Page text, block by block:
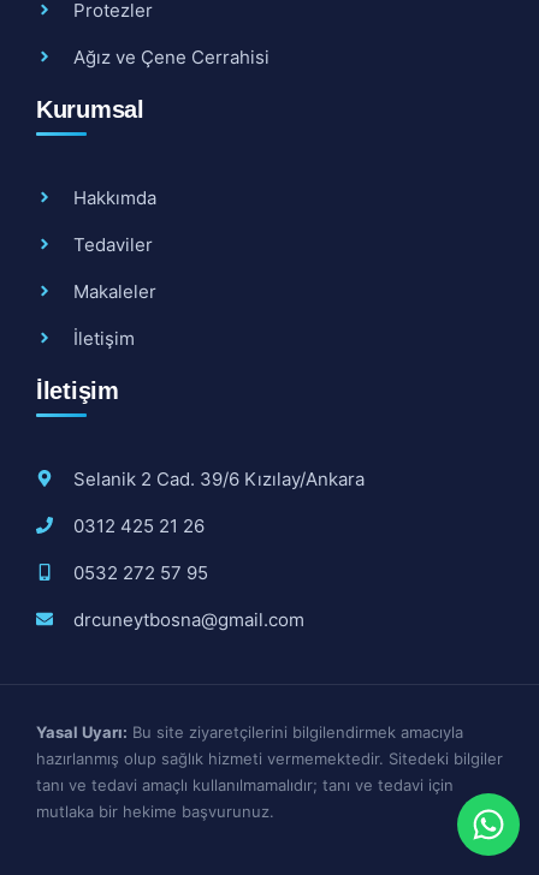
Protezler
Ağız ve Çene Cerrahisi
Kurumsal
Hakkımda
Tedaviler
Makaleler
İletişim
İletişim
Selanik 2 Cad. 39/6 Kızılay/Ankara
0312 425 21 26
0532 272 57 95
drcuneytbosna@gmail.com
Yasal Uyarı: Bu site ziyaretçilerini bilgilendirmek amacıyla
hazırlanmış olup sağlık hizmeti vermemektedir. Sitedeki bilgiler
tanı ve tedavi amaçlı kullanılmamalıdır; tanı ve tedavi için
mutlaka bir hekime başvurunuz.